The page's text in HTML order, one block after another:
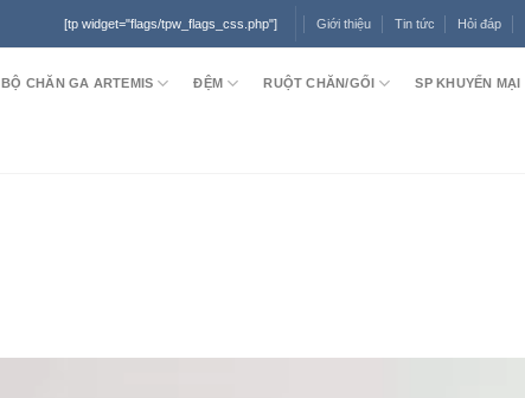
[tp widget="flags/tpw_flags_css.php"] Giới thiệu Tin tức Hỏi đáp
BỘ CHĂN GA ARTEMIS ĐỆM RUỘT CHĂN/GỐI SP KHUYẾN MẠI